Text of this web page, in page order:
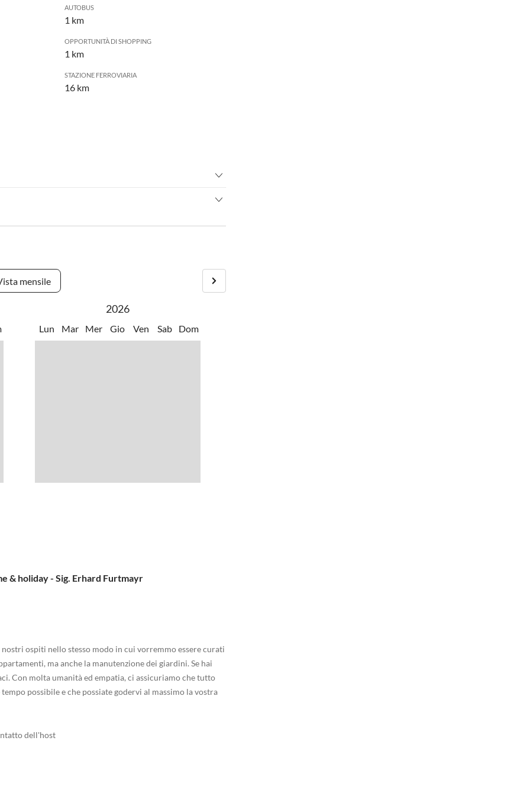
AUTOBUS
1 km
OPPORTUNITÀ DI SHOPPING
1 km
STAZIONE FERROVIARIA
16 km
interna
passeggiata lungo l'Harle è sempre divertente.
mensile
2026
Lun Mar Mer Gio Ven Sab Dom
& holiday - Sig. Erhard Furtmayr
ospiti nello stesso modo in cui vorremmo essere curati
ma anche la manutenzione dei giardini. Se hai
Con molta umanità ed empatia, ci assicuriamo che tutto
possibile e che possiate godervi al massimo la vostra
dell'host